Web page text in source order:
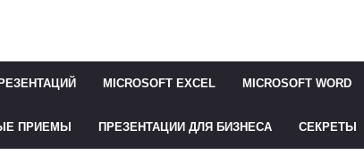
MICROSOFT EXCEL MICROSOFT WORD
ПРИЕМЫ ПРЕЗЕНТАЦИИ ДЛЯ БИЗНЕСА СЕКРЕТЫ